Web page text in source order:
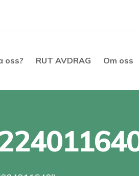
oss? RUT AVDRAG Om oss